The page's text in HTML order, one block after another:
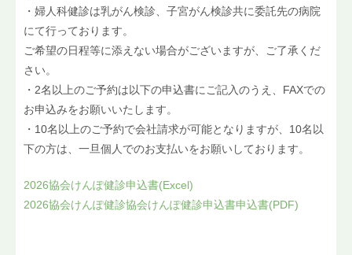
・婦人科健診は乳がん検診、子宮がん検診共に委託先の病院
にて行っております。
ご希望の日程等に添えない場合がございますが、ご了承くだ
さい。
・2名以上のご予約は以下の申込書にご記入のうえ、FAXでの
お申込みをお願いいたします。
・10名以上のご予約で会社請求が可能となりますが、10名以
下の方は、一旦個人でのお支払いをお願いしております。
2026協会けんぽ健診申込書(Excel)
2026協会けんぽ健診協会けんぽ健診申込書申込書(PDF)